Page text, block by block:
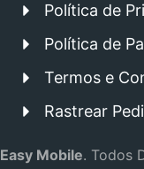
Política de
Política de
Termos e
Rastrear
Easy Mobile. Todos